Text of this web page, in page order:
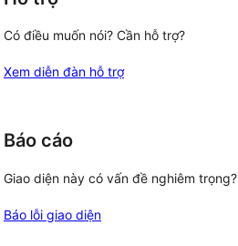
Có điều muốn nói? Cần hỗ trợ?
Xem diễn đàn hỗ trợ
Báo cáo
Giao diện này có vấn đề nghiêm trọng?
Báo lỗi giao diện